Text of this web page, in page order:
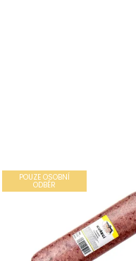
POUZE OSOBNÍ
ODBĚR